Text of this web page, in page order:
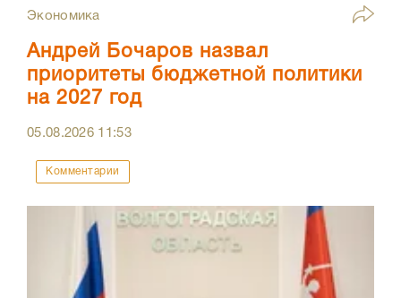
Экономика
Андрей Бочаров назвал
приоритеты бюджетной политики
на 2027 год
05.08.2026 11:53
Комментарии